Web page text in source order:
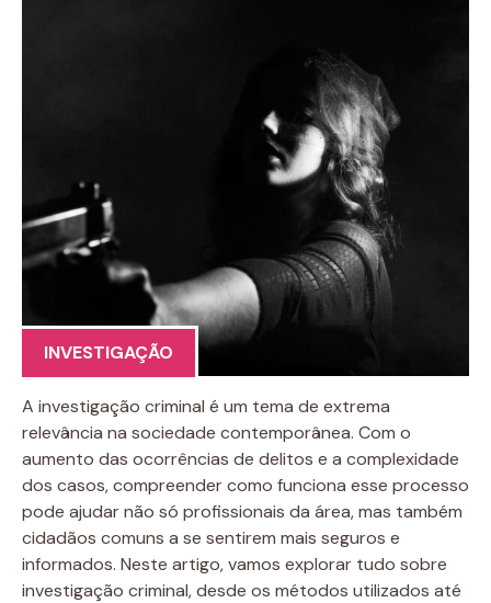
INVESTIGAÇÃO
A investigação criminal é um tema de extrema
relevância na sociedade contemporânea. Com o
aumento das ocorrências de delitos e a complexidade
dos casos, compreender como funciona esse processo
pode ajudar não só profissionais da área, mas também
cidadãos comuns a se sentirem mais seguros e
informados. Neste artigo, vamos explorar tudo sobre
investigação criminal, desde os métodos utilizados até